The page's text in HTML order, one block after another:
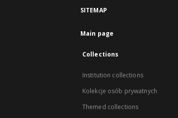
SITEMAP
Main page
Collections
Institution collections
Kolekcje osób prywatnych
Themed collections